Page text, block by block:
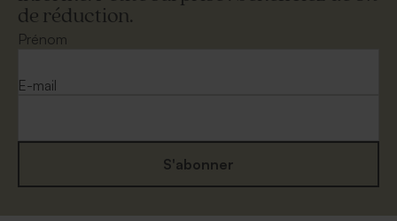
de réduction.
Prénom
E-mail
S'abonner